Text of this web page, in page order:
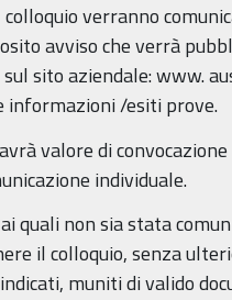
colloquio verranno
avviso che verrà
sito aziendale: www.
informazioni /esiti prove.
valore di
individuale.
quali non sia stata
il colloquio, senza
muniti di valido